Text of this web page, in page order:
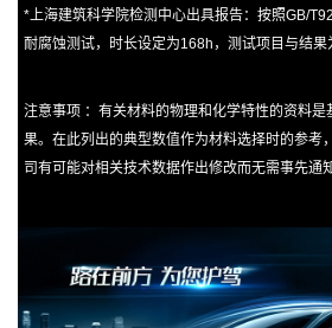
*上海建筑科学院检测中心出具报告：按照GB/
耐腐蚀测试，时长设定为168h，测试项目与结果
注意事项 ：有关材料的物理和化学特性的资料
果。在此列出的典型数值作为材料选择时的参考
司有可能对相关技术数据作出修改而无需事先通知